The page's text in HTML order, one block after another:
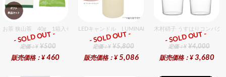
お茶 狭山茶 40g 1箱入セット
ギフト
定価：¥ ¥500
販売価格：¥ 460
- SOLD OUT -
LEDキャンドル LUMINARA（ルミナラ） 桜ピラー3x4
ギフト
定価：¥ ¥5,800
販売価格：¥ 5,086
- SOLD OUT -
木村硝子 うすはりコンパク
ギフト
定価：¥ ¥4,000
販売価格：¥ 3,680
- SOLD OUT -